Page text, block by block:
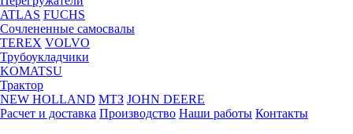
ATLAS FUCHS
Сочлененные самосвалы
TEREX VOLVO
Трубоукладчики
KOMATSU
Трактор
NEW HOLLAND МТЗ JOHN DEERE
Расчет и доставка Производство Наши работы Контакты